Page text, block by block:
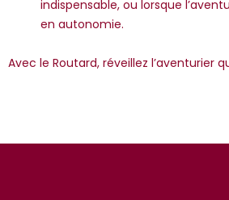
indispensable, ou lorsque
en autonomie.
Avec le Routard, réveillez l’aventurier